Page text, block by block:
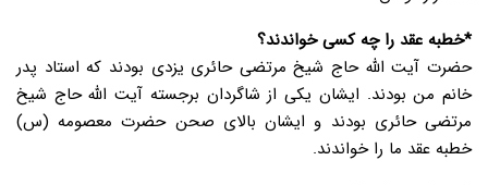
*خطبه عقد را چه کسی خواندند؟
حضرت آیت الله حاج شیخ مرتضی حائری یزدی بودند که استاد پدر
خانم من بودند. ایشان یکی از شاگردان برجسته آیت الله حاج شیخ
مرتضی حائری بودند و ایشان بالای صحن حضرت معصومه (س)
خطبه عقد ما را خواندند.